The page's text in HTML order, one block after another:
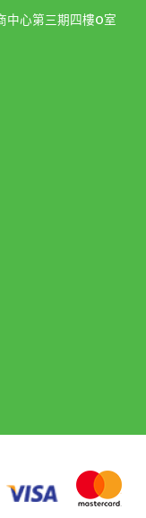
中心第三期四樓O室